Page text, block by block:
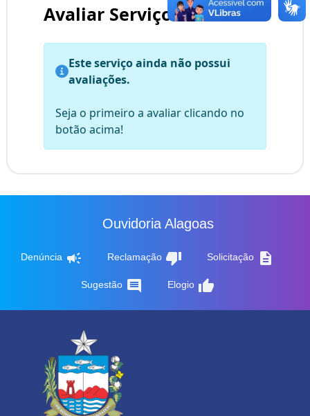
Avaliar Serviço
Este serviço ainda não possui
avaliações.
Seja o primeiro a avaliar clicando no
botão acima!
Ouvidoria Alagoas
Denúncia campaign Reclamação thumb_down Solicitação description
Sugestão comment Elogio thumb_up